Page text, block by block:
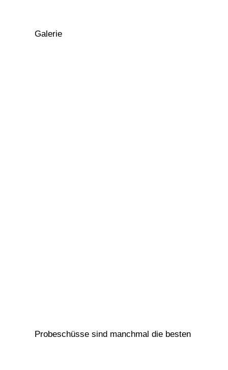
Galerie
Probeschüsse sind manchmal die besten